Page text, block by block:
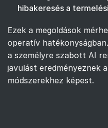
hibakeresés a
Ezek a megoldások
operatív
a személyre szabott AI
javulást eredményeznek
módszerekhez képest.